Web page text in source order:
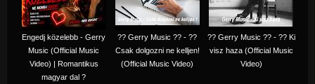
Engedj közelebb - Gerry
Music (Official Music
Video) | Romantikus
magyar dal ?
?? Gerry Music ?? - ??
Csak dolgozni ne kelljen!
(Official Music Video)
?? Gerry Music ?? - ?? Ki
visz haza (Official Music
Video)